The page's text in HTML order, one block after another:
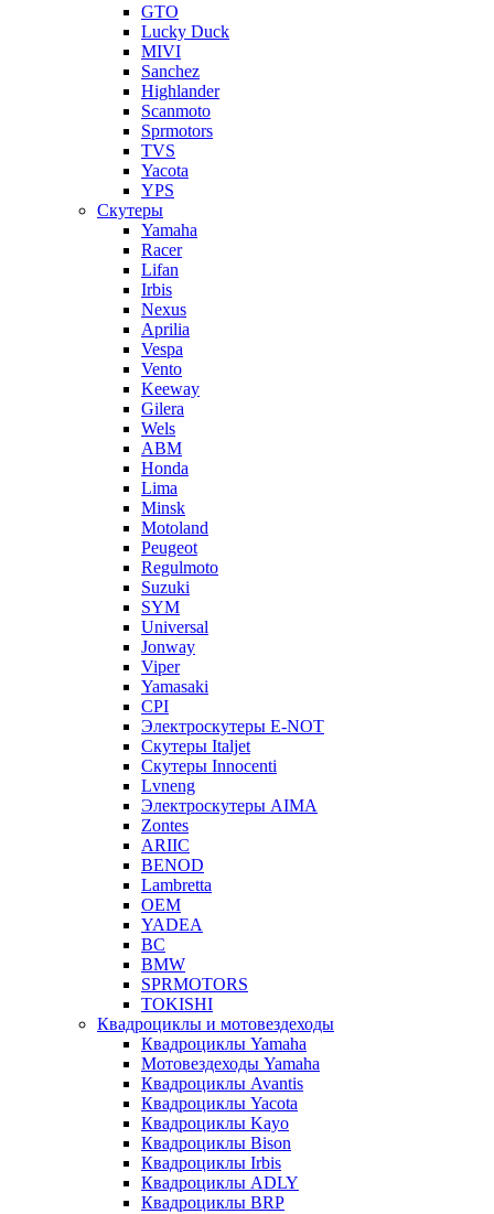
GTO
Lucky Duck
MIVI
Sanchez
Highlander
Scanmoto
Sprmotors
TVS
Yacota
YPS
Скутеры
Yamaha
Racer
Lifan
Irbis
Nexus
Aprilia
Vespa
Vento
Keeway
Gilera
Wels
ABM
Honda
Lima
Minsk
Motoland
Peugeot
Regulmoto
Suzuki
SYM
Universal
Jonway
Viper
Yamasaki
CPI
Электроскутеры E-NOT
Скутеры Italjet
Скутеры Innocenti
Lvneng
Электроскутеры AIMA
Zontes
ARIIC
BENOD
Lambretta
OEM
YADEA
BC
BMW
SPRMOTORS
TOKISHI
Квадроциклы и мотовездеходы
Квадроциклы Yamaha
Мотовездеходы Yamaha
Квадроциклы Avantis
Квадроциклы Yacota
Квадроциклы Kayo
Квадроциклы Bison
Квадроциклы Irbis
Квадроциклы ADLY
Квадроциклы BRP